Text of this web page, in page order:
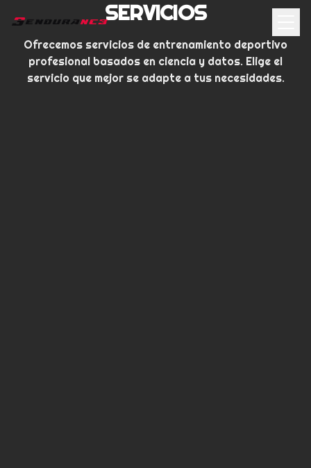
SERVICIOS
Ofrecemos servicios de entrenamiento deportivo
profesional basados en ciencia y datos. Elige el
servicio que mejor se adapte a tus necesidades.